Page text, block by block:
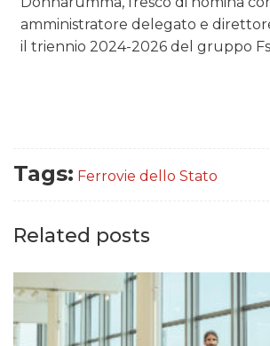
amministratore delegato e
il triennio 2024-2026 del gruppo
Tags: Ferrovie dello Stato
Related posts